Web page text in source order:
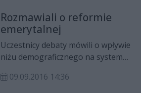
rośnie przeciętne wynagrodzenie
za pracę.
Rozmawiali o reformie
emerytalnej
Uczestnicy debaty mówili o wpływie
niżu demograficznego na system
kondycji i sposobach usprawnienia
09.09.2016 14:36